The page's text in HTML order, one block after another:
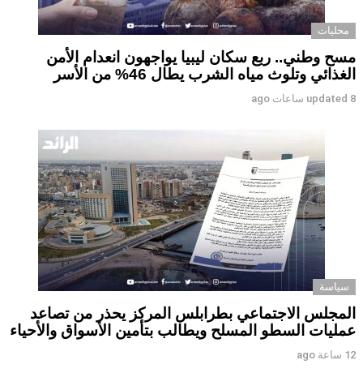
محليات
مسح وطني.. ربع سكان ليبيا يواجهون انعدام الأمن
الغذائي وتلوث مياه الشرب يطال 46% من الأسر
updated 8 ساعات ago
سياسة
المجلس الاجتماعي بطرابلس المركز يحذر من تصاعد
عمليات السطو المسلح ويطالب بتأمين الأسواق والأحياء
12 ساعة ago